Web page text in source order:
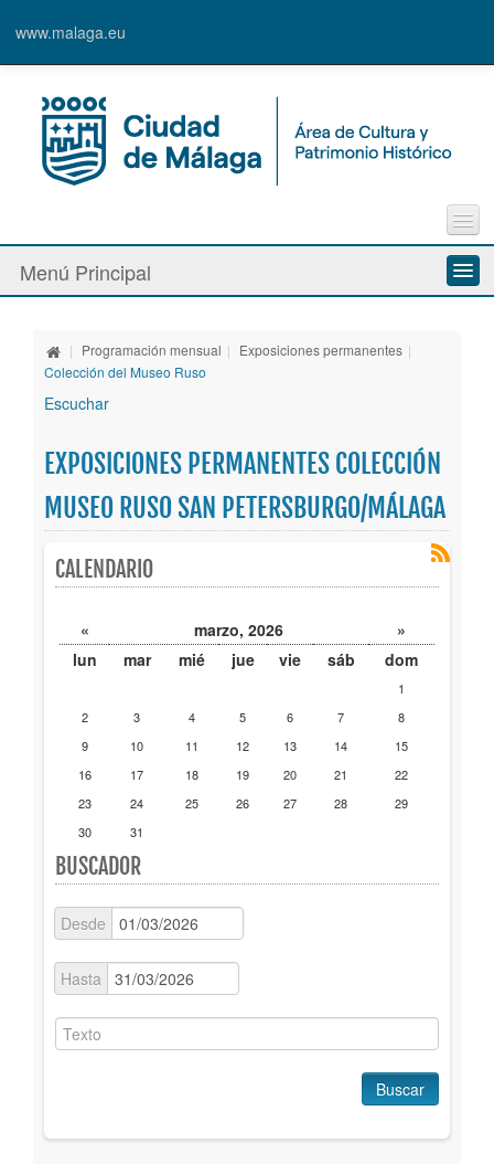
www.malaga.eu
Contacto
Quejas y Sugerencias
Menú Principal
Espacios culturales
Banda Municipal de Música
Publicaciones
Trámites
Newsletter
| Programación mensual | Exposiciones permanentes |
Colección del Museo Ruso
Escuchar
EXPOSICIONES PERMANENTES COLECCIÓN
MUSEO RUSO SAN PETERSBURGO/MÁLAGA
CALENDARIO
« marzo, 2026
»
lun
mar mié jue vie sáb dom
1
2
3 4 5 6 7
8
9
10 11 12 13 14
15
16
17 18 19 20 21
22
23
24 25 26 27 28
29
30
31
BUSCADOR
Desde
Hasta
Buscar